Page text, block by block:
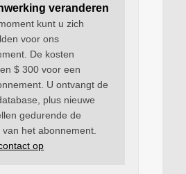
veranderen
kunt u zich
voor ons
De kosten
$ 300 voor een
U ontvangt de
plus nieuwe
gedurende de
van het abonnement.
op